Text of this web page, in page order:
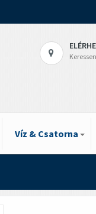
Víz & Csatorna